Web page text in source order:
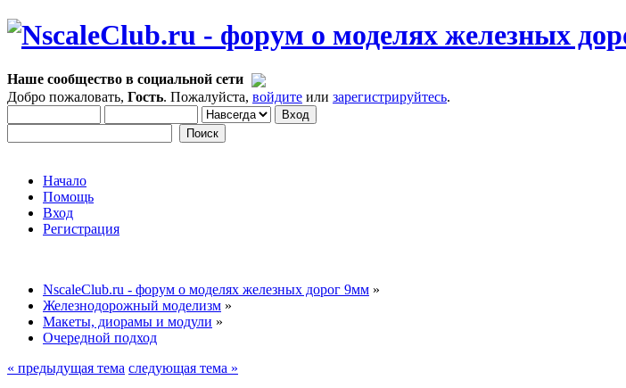
Наше сообщество в социальной сети
Добро пожаловать, Гость. Пожалуйста, войдите или зарегистрируйтесь.
Начало
Помощь
Вход
Регистрация
NscaleClub.ru - форум о моделях железных дорог 9мм »
Железнодорожный моделизм »
Макеты, диорамы и модули »
Очередной подход
« предыдущая тема следующая тема »